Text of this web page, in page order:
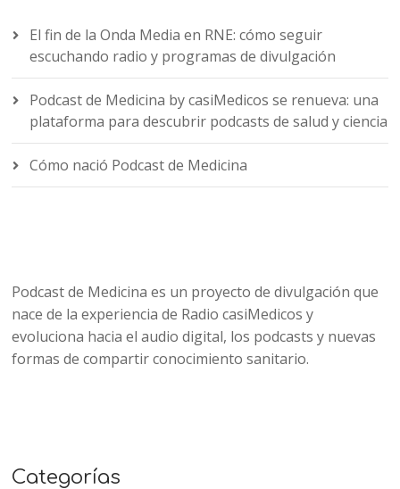
El fin de la Onda Media en RNE: cómo seguir
escuchando radio y programas de divulgación
Podcast de Medicina by casiMedicos se renueva: una
plataforma para descubrir podcasts de salud y ciencia
Cómo nació Podcast de Medicina
Podcast de Medicina es un proyecto de divulgación que
nace de la experiencia de Radio casiMedicos y
evoluciona hacia el audio digital, los podcasts y nuevas
formas de compartir conocimiento sanitario.
Categorías